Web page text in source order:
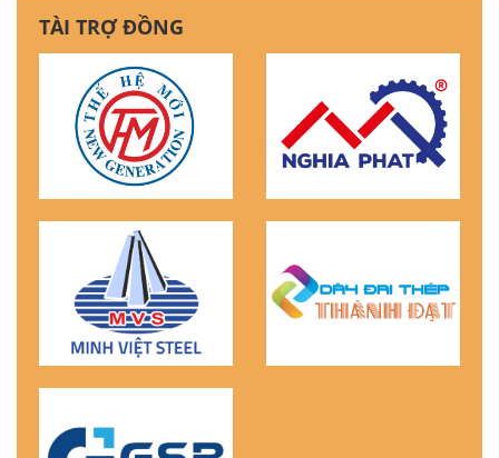
TÀI TRỢ ĐỒNG